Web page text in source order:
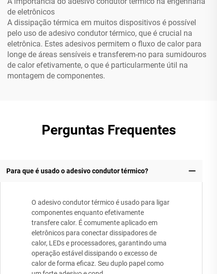
de eletrônicos
A dissipação térmica em muitos dispositivos é possível
pelo uso de adesivo condutor térmico, que é crucial na
eletrônica. Estes adesivos permitem o fluxo de calor para
longe de áreas sensíveis e transferem-no para sumidouros
de calor efetivamente, o que é particularmente útil na
montagem de componentes.
Perguntas Frequentes
Para que é usado o adesivo condutor térmico?
O adesivo condutor térmico é usado para ligar
componentes enquanto efetivamente
transfere calor. É comumente aplicado em
eletrônicos para conectar dissipadores de
calor, LEDs e processadores, garantindo uma
operação estável dissipando o excesso de
calor de forma eficaz. Seu duplo papel como